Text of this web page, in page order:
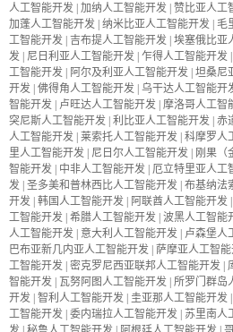
人工智能开发 | 加纳人工智能开发 | 赞比亚人工
加蓬人工智能开发 | 纳米比亚人工智能开发 | 毛
工智能开发 | 吉布提人工智能开发 | 埃塞俄比亚
发 | 尼日利亚人工智能开发 | 乍得人工智能开发 |
工智能开发 | 阿尔及利亚人工智能开发 | 坦桑尼
开发 | 佛得角人工智能开发 | 乌干达人工智能开
智能开发 | 卢旺达人工智能开发 | 摩洛哥人工智
突尼斯人工智能开发 | 利比亚人工智能开发 | 赤
人工智能开发 | 莱索托人工智能开发 | 科摩罗人
里人工智能开发 | 尼日尔人工智能开发 | 刚果（
智能开发 | 中非人工智能开发 | 厄立特里亚人工
发 | 圣多美和普林西比人工智能开发 | 布基纳法
开发 | 韩国人工智能开发 | 阿联酋人工智能开发 |
工智能开发 | 希腊人工智能开发 | 波黑人工智能
人工智能开发 | 意大利人工智能开发 | 卢森堡人
巴布亚新几内亚人工智能开发 | 萨摩亚人工智能
工智能开发 | 密克罗尼西亚联邦人工智能开发 |
智能开发 | 瓦努阿图人工智能开发 | 所罗门群岛
开发 | 智利人工智能开发 | 圭亚那人工智能开发 |
工智能开发 | 委内瑞拉人工智能开发 | 苏里南人